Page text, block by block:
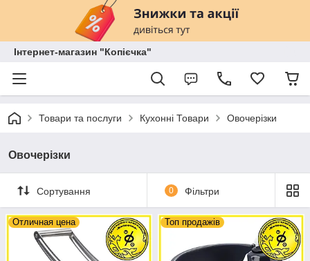
Інтернет-магазин "Копієчка"
Товари та послуги Кухонні Товари Овочерізки
Овочерізки
Сортування 0 Фільтри
Отличная цена Топ продажів